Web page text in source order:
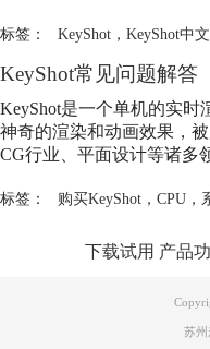
标签： KeyShot， KeyShot中
KeyShot常见问题解答
KeyShot是一个单机的实
神奇的渲染和动画效果，
CG行业、平面设计等诸多
标签： 购买KeyShot， CPU，
下载试用 产品
苏州